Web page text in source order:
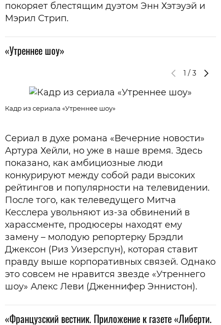
покоряет блестящим дуэтом Энн Хэтэуэй и
Мэрил Стрип.
«Утреннее шоу»
1 / 3
Кадр из сериала «Утреннее шоу»
Сериал в духе романа «Вечерние новости»
Артура Хейли, но уже в наше время. Здесь
показано, как амбициозные люди
конкурируют между собой ради высоких
рейтингов и популярности на телевидении.
После того, как телеведущего Митча
Кесслера увольняют из-за обвинений в
харассменте, продюсеры находят ему
замену – молодую репортерку Брэдли
Джексон (Риз Уизерспун), которая ставит
правду выше корпоративных связей. Однако
это совсем не нравится звезде «Утреннего
шоу» Алекс Леви (Дженнифер Эннистон).
«Французский вестник. Приложение к газете «Либерти.